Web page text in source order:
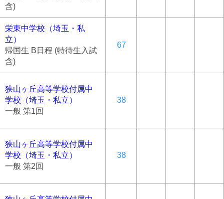
含)
栄東中学校（埼玉・私
立）
帰国生 B日程 (特待生入試
含)
67
狭山ヶ丘高等学校付属中
学校（埼玉・私立）
一般 第1回
38
狭山ヶ丘高等学校付属中
学校（埼玉・私立）
一般 第2回
38